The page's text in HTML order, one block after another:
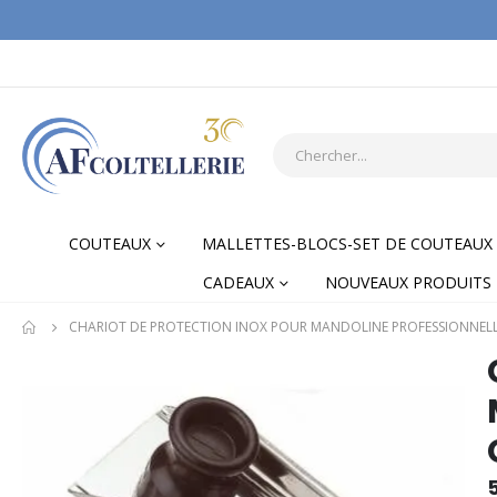
COUTEAUX MALLETTES-BLOCS-SET DE COUTEAUX
CADEAUX
NOUVEAUX PRODUITS
CHARIOT DE PROTECTION INOX POUR MANDOLINE
Skip